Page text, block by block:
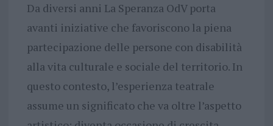
Da diversi anni La Speranza OdV porta
avanti iniziative che favoriscono la piena
partecipazione delle persone con disabilità
alla vita culturale e sociale del territorio. In
questo contesto, l’esperienza teatrale
assume un significato che va oltre l’aspetto